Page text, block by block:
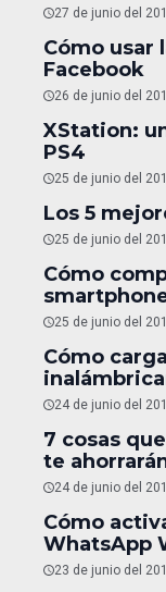
27 de junio del
Cómo usar
Facebook
26 de junio del
XStation:
PS4
25 de junio del
Los 5
25 de junio del
Cómo
25 de junio del
Cómo
24 de junio del
7 cosas
te
24 de junio del
Cómo
WhatsApp
23 de junio del